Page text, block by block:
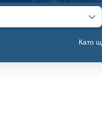
Като